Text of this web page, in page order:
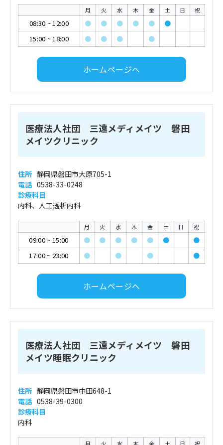
月 火 水 木 金 土 日 祝
08:30 ~12:00 ● ● ● ● ●
●
15:00 ~18:00 ● ● ● ●
ホームページへ
医療法人社団 三遠メディメイツ 磐田
メイツクリニック
住所 静岡県磐田市大原705-1
電話 0538-33-0248
診療科目
内科、人工透析内科
月 火 水 木 金 土 日 祝
09:00~ 15:00 ● ● ● ● ● ●
●
17:00~ 23:00 ● ● ● ●
ホームページへ
医療法人社団 三遠メディメイツ 磐田
メイツ睡眠クリニック
住所 静岡県磐田市中田648-1
電話 0538-39-0300
診療科目
内科